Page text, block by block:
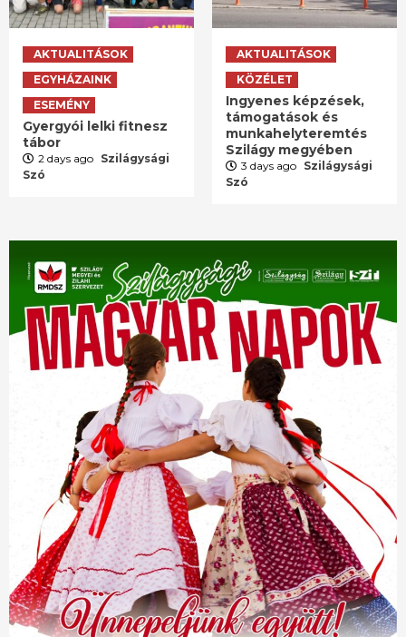
AKTUALITÁSOK
EGYHÁZAINK
ESEMÉNY
Gyergyói lelki fitnesz
tábor
2 days ago Szilágysági
Szó
AKTUALITÁSOK
KÖZÉLET
Ingyenes képzések,
támogatások és
munkahelyteremtés
Szilágy megyében
3 days ago Szilágysági
Szó